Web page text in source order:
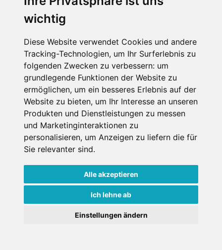
wichtig
Diese Website verwendet Cookies und andere
Tracking-Technologien, um Ihr Surferlebnis zu
folgenden Zwecken zu verbessern: um
grundlegende Funktionen der Website zu
ermöglichen, um ein besseres Erlebnis auf der
Website zu bieten, um Ihr Interesse an unseren
Produkten und Dienstleistungen zu messen
und Marketinginteraktionen zu
personalisieren, um Anzeigen zu liefern die für
Sie relevanter sind.
Alle akzeptieren
Ich lehne ab
Einstellungen ändern
Gesamtpreis ab
2 Pers./ 2 Nächte
Weitere Infos
Jetzt buchen
Schuischta Mountain
Apartments
Hotel Garni